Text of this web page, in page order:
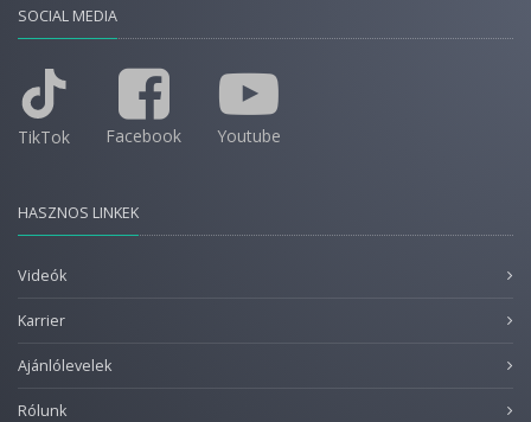
SOCIAL MEDIA
TikTok Facebook Youtube
HASZNOS LINKEK
Videók
Karrier
Ajánlólevelek
Rólunk